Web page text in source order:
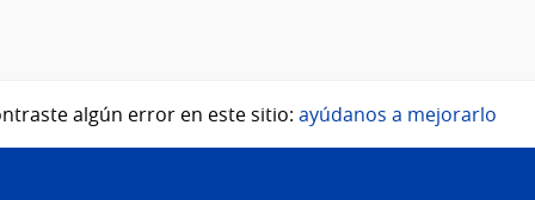
algún error en este sitio: ayúdanos a mejorarlo